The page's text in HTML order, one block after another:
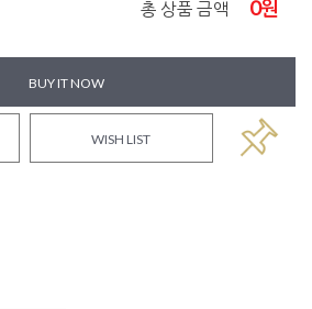
총 상품 금액 0원
BUY IT NOW
WISH LIST